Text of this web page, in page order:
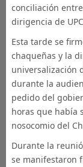
conciliación
dirigencia de
Esta tarde se
chaqueñas y la
universalización
durante la
pedido del
horas que había
nosocomio del
Durante la
se manifestaron